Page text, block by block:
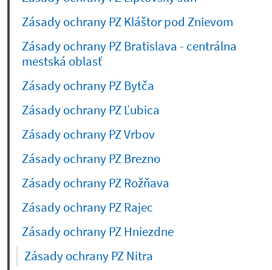
Zásady ochrany PZ Kláštor pod Znievom
Zásady ochrany PZ Bratislava - centrálna
mestská oblasť
Zásady ochrany PZ Bytča
Zásady ochrany PZ Ľubica
Zásady ochrany PZ Vrbov
Zásady ochrany PZ Brezno
Zásady ochrany PZ Rožňava
Zásady ochrany PZ Rajec
Zásady ochrany PZ Hniezdne
Zásady ochrany PZ Nitra